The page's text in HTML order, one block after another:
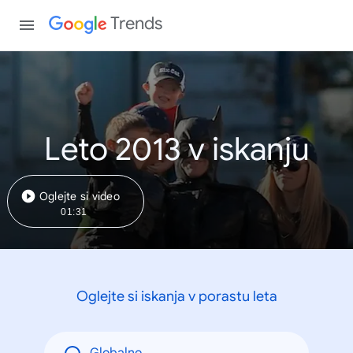
Trends
Leto 2013 v iskanju
Oglejte si video
01:31
Oglejte si iskanja v porastu leta